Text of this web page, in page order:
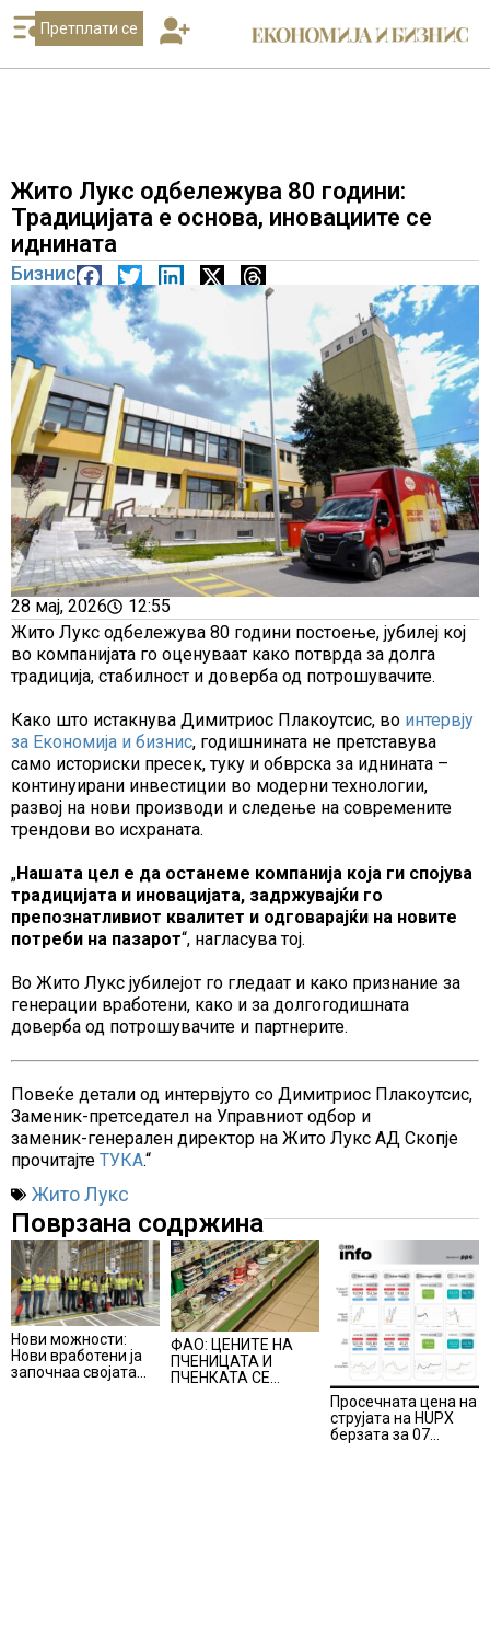
Претплати се
Жито Лукс одбележува 80 години:
Традицијата е основа, иновациите се
иднината
Бизнис
28 мај, 2026
12:55
Жито Лукс одбележува 80 години постоење, јубилеј кој
во компанијата го оценуваат како потврда за долга
традиција, стабилност и доверба од потрошувачите.
Како што истакнува Димитриос Плакоутсис, во интервју
за Економија и бизнис, годишнината не претставува
само историски пресек, туку и обврска за иднината –
континуирани инвестиции во модерни технологии,
развој на нови производи и следење на современите
трендови во исхраната.
„Нашата цел е да останеме компанија која ги спојува
традицијата и иновацијата, задржувајќи го
препознатливиот квалитет и одговарајќи на новите
потреби на пазарот“, нагласува тој.
Во Жито Лукс јубилејот го гледаат и како признание за
генерации вработени, како и за долгогодишната
доверба од потрошувачите и партнерите.
Повеќе детали од интервјуто со Димитриос Плакоутсис,
Заменик-претседател на Управниот одбор и
заменик-генерален директор на Жито Лукс АД Скопје
прочитајте ТУКА.“
Жито Лукс
Поврзана содржина
Нови можности:
Нови вработени ја
започнаа својата
ФАО: ЦЕНИТЕ НА
ПЧЕНИЦАТА И
ПЧЕНКАТА СЕ
Просечната цена на
струјата на HUPX
берзата за 07